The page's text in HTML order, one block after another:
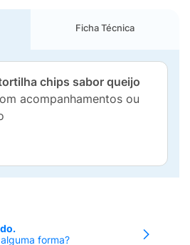
Ficha Técnica
chips sabor queijo
acompanhamentos ou
forma?